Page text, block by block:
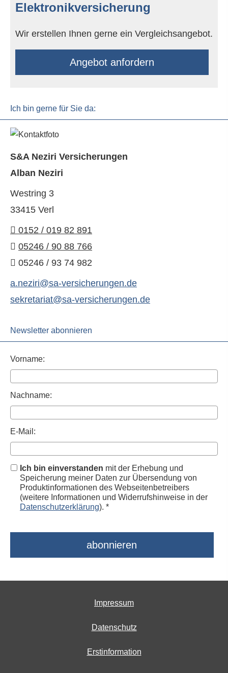
Elektronikversicherung
Wir erstellen Ihnen gerne ein Vergleichsangebot.
An­ge­bot an­for­dern
Ich bin gerne für Sie da:
S&A Neziri Versicherungen
Alban Neziri
Westring 3
33415 Verl
0152 / 019 82 891
05246 / 90 88 766
05246 / 93 74 982
a.neziri@sa-versicherungen.de
sekretariat@sa-versicherungen.de
Newsletter abonnieren
Vorname:
Nachname:
E-Mail:
Ich bin einverstanden mit der Erhebung und
Speicherung meiner Daten zur Übersendung von
Produktinformationen des Webseitenbetreibers
(weitere Informationen und Widerrufshinweise in der
Datenschutzerklärung). *
Impressum
Datenschutz
Erstinformation